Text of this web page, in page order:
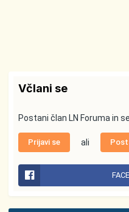
Včlani se
Postani član LN Foruma in
Prijavi se ali